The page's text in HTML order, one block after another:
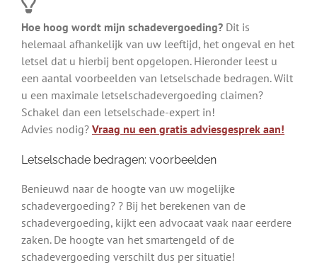
Hoe hoog wordt mijn schadevergoeding? Dit is
helemaal afhankelijk van uw leeftijd, het ongeval en het
letsel dat u hierbij bent opgelopen. Hieronder leest u
een aantal voorbeelden van letselschade bedragen. Wilt
u een maximale letselschadevergoeding claimen?
Schakel dan een letselschade-expert in!
Advies nodig? Vraag nu een gratis adviesgesprek aan!
Letselschade bedragen: voorbeelden
Benieuwd naar de hoogte van uw mogelijke
schadevergoeding? ? Bij het berekenen van de
schadevergoeding, kijkt een advocaat vaak naar eerdere
zaken. De hoogte van het smartengeld of de
schadevergoeding verschilt dus per situatie!